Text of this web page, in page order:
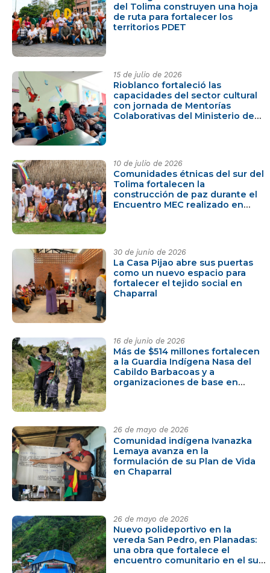
del Tolima construyen una hoja
de ruta para fortalecer los
territorios PDET
15 de julio de 2026
Rioblanco fortaleció las
capacidades del sector cultural
con jornada de Mentorías
Colaborativas del Ministerio de
10 de julio de 2026
Comunidades étnicas del sur del
Tolima fortalecen la
construcción de paz durante el
Encuentro MEC realizado en
30 de junio de 2026
La Casa Pijao abre sus puertas
como un nuevo espacio para
fortalecer el tejido social en
Chaparral
16 de junio de 2026
Más de $514 millones fortalecen
a la Guardia Indígena Nasa del
Cabildo Barbacoas y a
organizaciones de base en
26 de mayo de 2026
Comunidad indígena Ivanazka
Lemaya avanza en la
formulación de su Plan de Vida
en Chaparral
26 de mayo de 2026
Nuevo polideportivo en la
vereda San Pedro, en Planadas:
una obra que fortalece el
encuentro comunitario en el sur